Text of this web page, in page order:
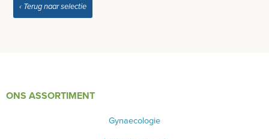
HYGIENE
‹ Terug naar selectie
ONS ASSORTIMENT
Gynaecologie